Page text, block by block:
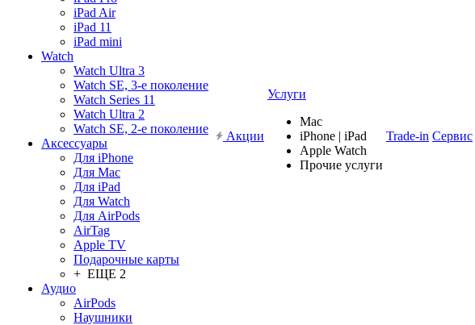
iPad Air
iPad 11
iPad mini
Watch
Watch Ultra 3
Watch SE, 3-е поколение
Watch Series 11
Watch Ultra 2
Watch SE, 2-е поколение
Аксессуары
Для iPhone
Для Mac
Для iPad
Для Watch
Для AirPods
AirTag
Apple TV
Подарочные карты
+ ЕЩЕ 2
Аудио
AirPods
Наушники
Акции
Услуги
Mac
iPhone | iPad
Apple Watch
Прочие услуги
Trade-in Сервис